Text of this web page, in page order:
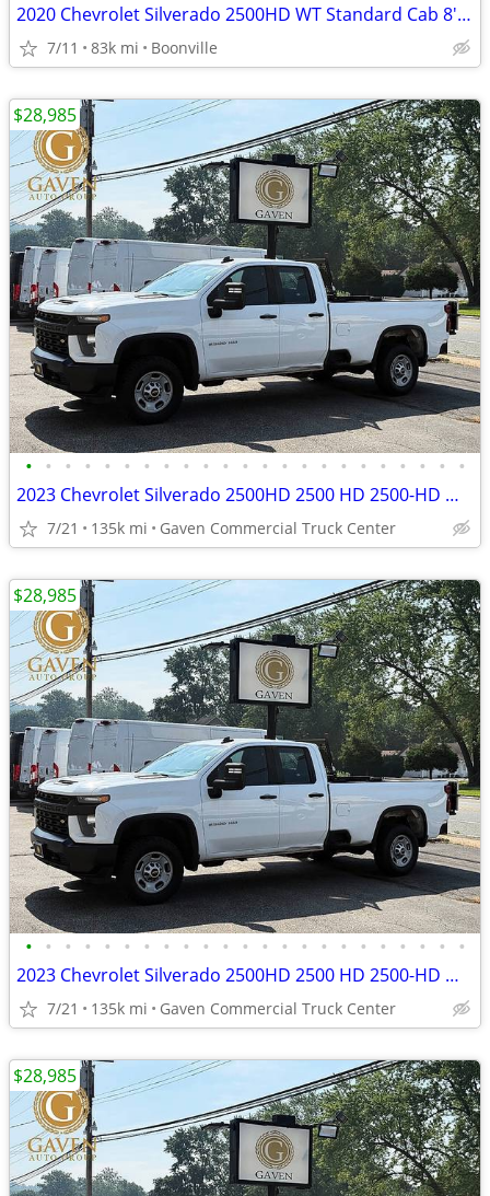
2020 Chevrolet Silverado 2500HD WT Standard Cab 8' Bed Gas 4x4
7/11 83k mi Boonville
• • • • • • • • • • • • • • • • • • • • • • •
2023 Chevrolet Silverado 2500HD 2500 HD 2500-HD Work Truck 4x4Double 4
7/21 135k mi Gaven Commercial Truck Center
$28,985
• • • • • • • • • • • • • • • • • • • • • • •
2023 Chevrolet Silverado 2500HD 2500 HD 2500-HD Work Truck 4x4Double 4
7/21 135k mi Gaven Commercial Truck Center
$28,985
$28,985